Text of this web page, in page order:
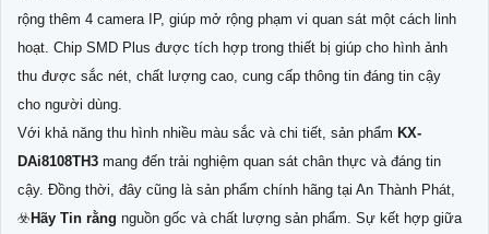
rộng thêm 4 camera IP, giúp mở rộng phạm vi quan sát một cách linh
hoạt. Chip SMD Plus được tích hợp trong thiết bị giúp cho hình ảnh
thu được sắc nét, chất lượng cao, cung cấp thông tin đáng tin cậy
cho người dùng.
Với khả năng thu hình nhiều màu sắc và chi tiết, sản phẩm KX-
DAi8108TH3 mang đến trải nghiệm quan sát chân thực và đáng tin
cậy. Đồng thời, đây cũng là sản phẩm chính hãng tại An Thành Phát,
☣️Hãy Tin rằng nguồn gốc và chất lượng sản phẩm. Sự kết hợp giữa